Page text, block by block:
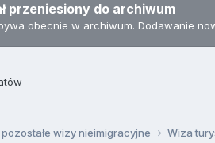
przeniesiony do archiwum
obecnie w archiwum. Dodawanie
pozostałe wizy nieimigracyjne Wiza